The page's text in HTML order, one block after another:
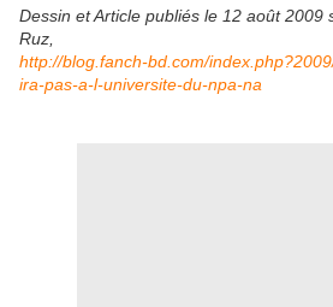
Dessin et Article publiés le 12 août 2009
Ruz,
http://blog.fanch-bd.com/
ira-pas-a-l-universite-du-npa-na